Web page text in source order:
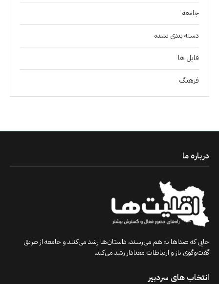
جامعه
دسته بندی نشده
فايل ها
فرهنگ
درباره ما
جایی که صداها به هم می‌رسند، داستان‌ها رشد می‌کنند و جامعه از طریق
گفت‌وگوی باز و ارتباطات معنادار رشد می‌کند.
انتخاب های سردبیر